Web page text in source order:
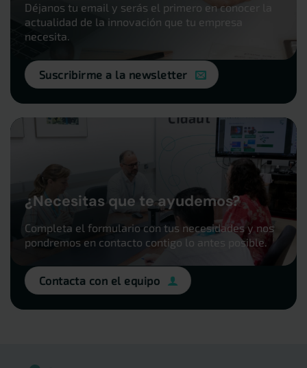
Déjanos tu email y serás el primero en conocer la
actualidad de la innovación que tu empresa
necesita.
Suscribirme a la newsletter
¿Necesitas que te ayudemos?
Completa el formulario con tus necesidades y nos
pondremos en contacto contigo lo antes posible.
Contacta con el equipo